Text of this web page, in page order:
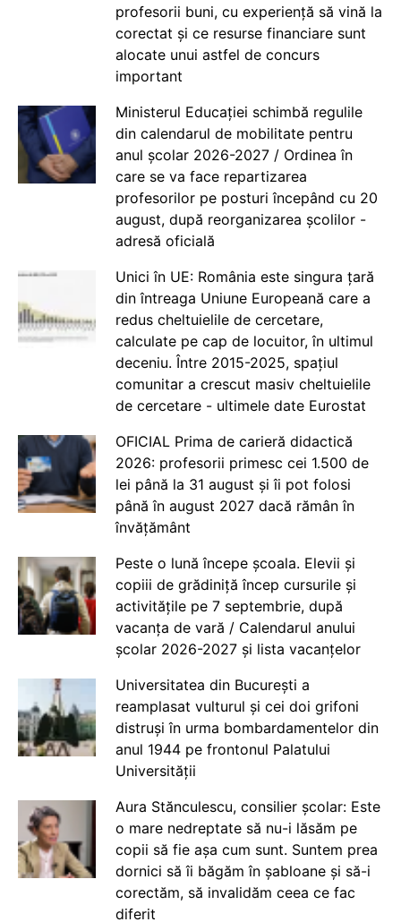
profesorii buni, cu experiență să vină la
corectat și ce resurse financiare sunt
alocate unui astfel de concurs
important
Ministerul Educației schimbă regulile
din calendarul de mobilitate pentru
anul școlar 2026-2027 / Ordinea în
care se va face repartizarea
profesorilor pe posturi începând cu 20
august, după reorganizarea școlilor -
adresă oficială
Unici în UE: România este singura țară
din întreaga Uniune Europeană care a
redus cheltuielile de cercetare,
calculate pe cap de locuitor, în ultimul
deceniu. Între 2015-2025, spațiul
comunitar a crescut masiv cheltuielile
de cercetare - ultimele date Eurostat
OFICIAL Prima de carieră didactică
2026: profesorii primesc cei 1.500 de
lei până la 31 august și îi pot folosi
până în august 2027 dacă rămân în
învățământ
Peste o lună începe școala. Elevii și
copiii de grădiniță încep cursurile și
activitățile pe 7 septembrie, după
vacanța de vară / Calendarul anului
școlar 2026-2027 și lista vacanțelor
Universitatea din București a
reamplasat vulturul și cei doi grifoni
distruși în urma bombardamentelor din
anul 1944 pe frontonul Palatului
Universității
Aura Stănculescu, consilier școlar: Este
o mare nedreptate să nu-i lăsăm pe
copii să fie așa cum sunt. Suntem prea
dornici să îi băgăm în șabloane și să-i
corectăm, să invalidăm ceea ce fac
diferit